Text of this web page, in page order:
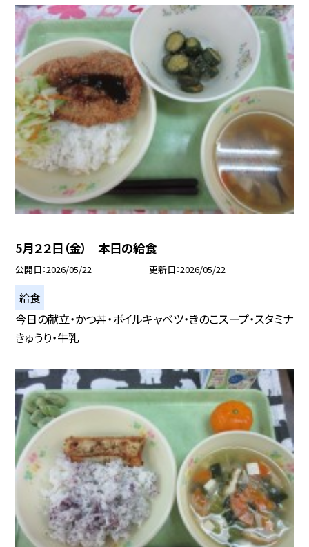
5月２２日（金） 本日の給食
公開日 2026/05/22 更新日 2026/05/22
給食
今日の献立・かつ丼・ボイルキャベツ・きのこスープ・スタミナ
きゅうり・牛乳